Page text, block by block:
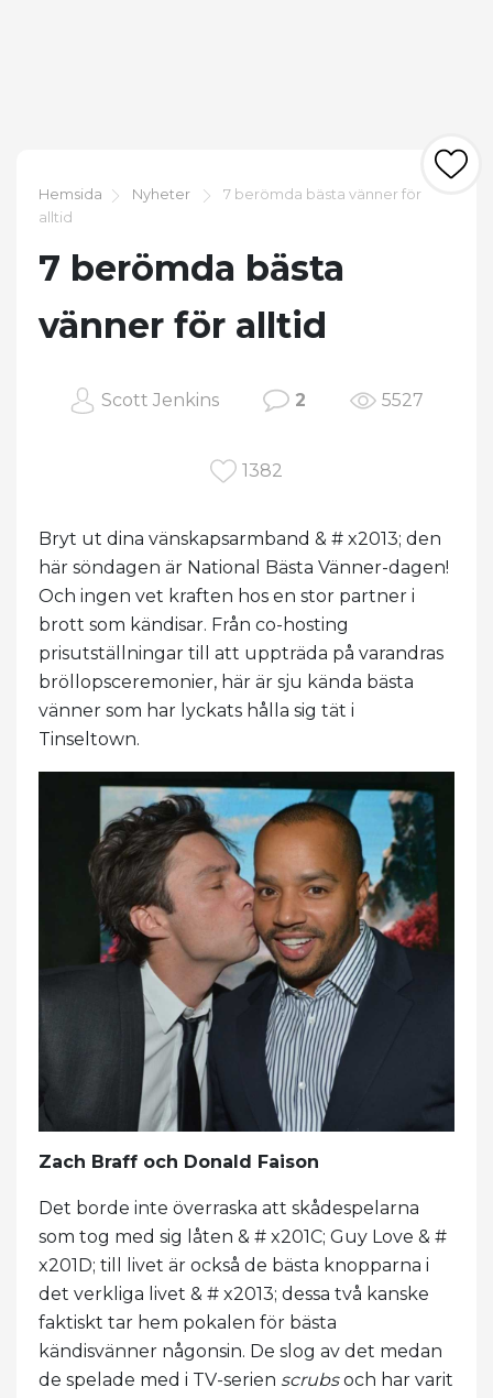
Hemsida Nyheter
7 berömda bästa vänner för
alltid
7 berömda bästa
vänner för alltid
Scott Jenkins 2 5527
1382
Bryt ut dina vänskapsarmband & # x2013; den
här söndagen är National Bästa Vänner-dagen!
Och ingen vet kraften hos en stor partner i
brott som kändisar. Från co-hosting
prisutställningar till att uppträda på varandras
bröllopsceremonier, här är sju kända bästa
vänner som har lyckats hålla sig tät i
Tinseltown.
Zach Braff och Donald Faison
Det borde inte överraska att skådespelarna
som tog med sig låten & # x201C; Guy Love & #
x201D; till livet är också de bästa knopparna i
det verkliga livet & # x2013; dessa två kanske
faktiskt tar hem pokalen för bästa
kändisvänner någonsin. De slog av det medan
de spelade med i TV-serien scrubsoch har varit